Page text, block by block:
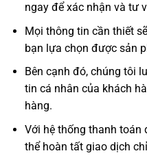
ngay để xác nhận và tư
Mọi thông tin cần thiết
bạn lựa chọn được sản
Bên cạnh đó, chúng tôi
tin cá nhân của khách
hàng.
Với hệ thống thanh toán
thể hoàn tất giao dịch